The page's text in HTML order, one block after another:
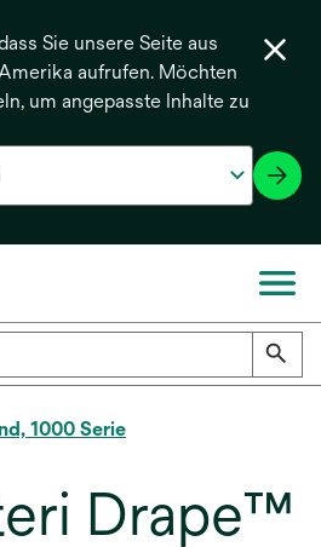
Sie unsere Seite aus
aufrufen. Möchten
um angepasste Inhalte zu
1000 Serie
Drape™